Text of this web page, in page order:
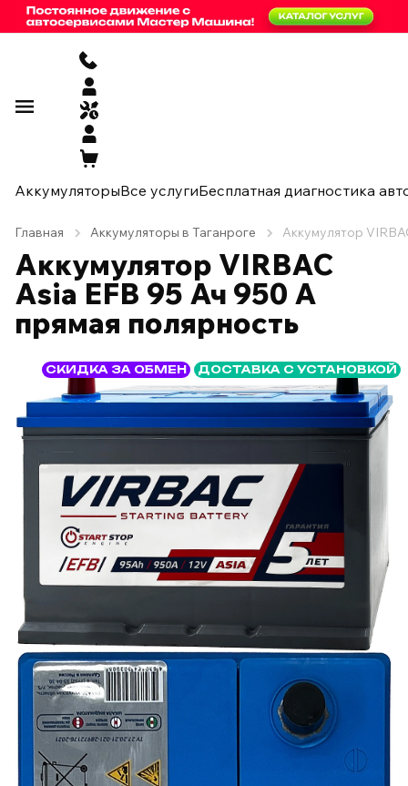
АккумуляторыВсе услугиБесплатная диагностика
Главная Аккумуляторы в Таганроге Аккумулятор
Аккумулятор VIRBAC
Asia EFB 95 Ач 950 А
прямая полярность
СКИДКА ЗА ОБМЕН ДОСТАВКА С УСТАНОВКОЙ